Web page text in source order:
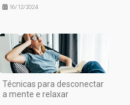
16/12/2024
Técnicas para desconectar
a mente e relaxar